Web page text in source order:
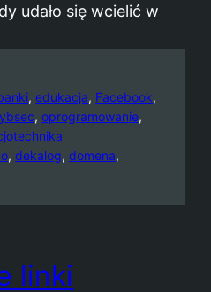
udało się wcielić w
, edukacja, Facebook,
, oprogramowanie,
, dekalog, domena,
linki